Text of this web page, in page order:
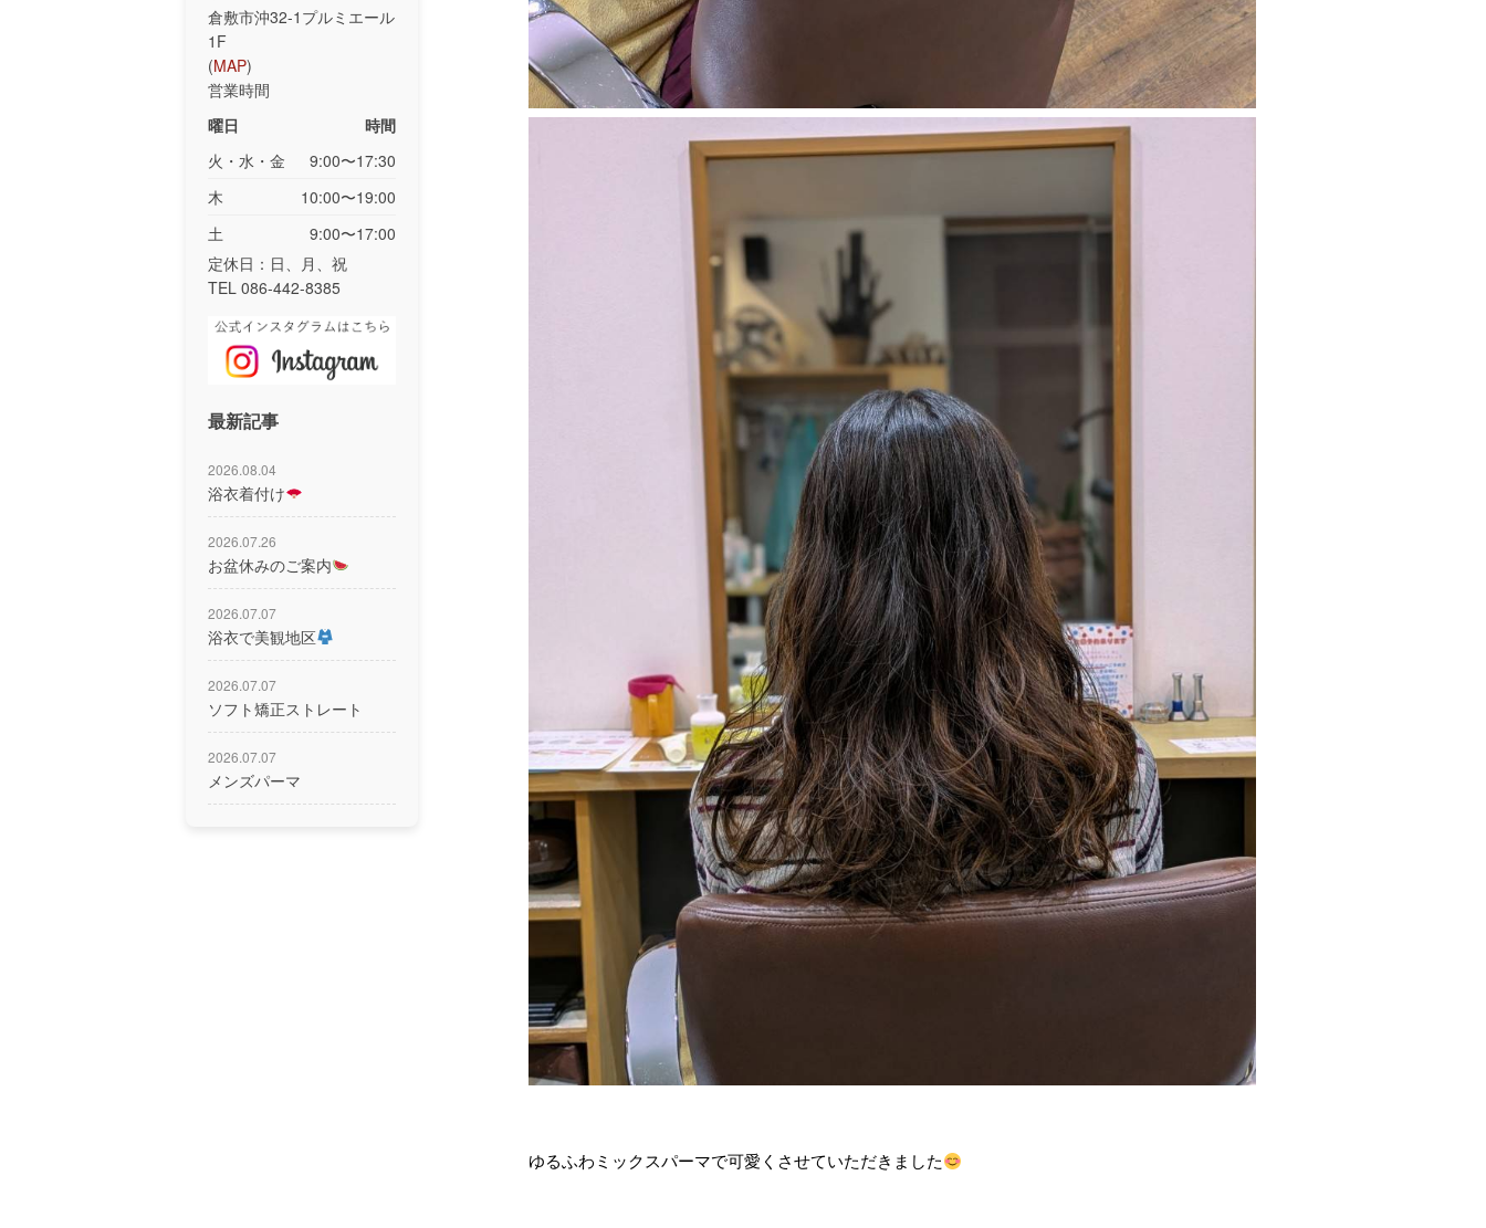
ゆるふわミックスパーマで可愛くさせていただきました
倉敷市沖32-1プルミエール
1F
(MAP)
営業時間
曜日
時間
火・水・金
9:00〜17:30
木
10:00〜19:00
土
9:00〜17:00
定休日：日、月、祝
TEL 086-442-8385
最新記事
2026.08.04
浴衣着付け
2026.07.26
お盆休みのご案内
2026.07.07
浴衣で美観地区
2026.07.07
ソフト矯正ストレート
2026.07.07
メンズパーマ